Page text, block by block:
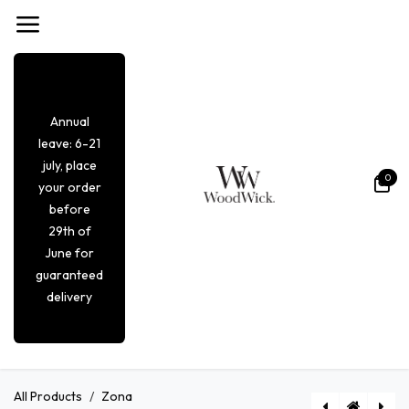
Annual
leave: 6-21
july, place
your order
before
29th of
June for
guaranteed
delivery
0
All Products
Zona